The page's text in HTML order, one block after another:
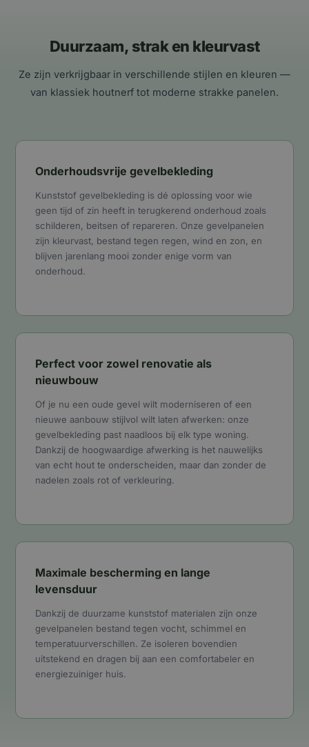
Duurzaam, strak en kleurvast
Ze zijn verkrijgbaar in verschillende stijlen en kleuren —
van klassiek houtnerf tot moderne strakke panelen.
Onderhoudsvrije gevelbekleding
Kunststof gevelbekleding is dé oplossing voor wie
geen tijd of zin heeft in terugkerend onderhoud zoals
schilderen, beitsen of repareren. Onze gevelpanelen
zijn kleurvast, bestand tegen regen, wind en zon, en
blijven jarenlang mooi zonder enige vorm van
onderhoud.
Perfect voor zowel renovatie als
nieuwbouw
Of je nu een oude gevel wilt moderniseren of een
nieuwe aanbouw stijlvol wilt laten afwerken: onze
gevelbekleding past naadloos bij elk type woning.
Dankzij de hoogwaardige afwerking is het nauwelijks
van echt hout te onderscheiden, maar dan zonder de
nadelen zoals rot of verkleuring.
Maximale bescherming en lange
levensduur
Dankzij de duurzame kunststof materialen zijn onze
gevelpanelen bestand tegen vocht, schimmel en
temperatuurverschillen. Ze isoleren bovendien
uitstekend en dragen bij aan een comfortabeler en
energiezuiniger huis.